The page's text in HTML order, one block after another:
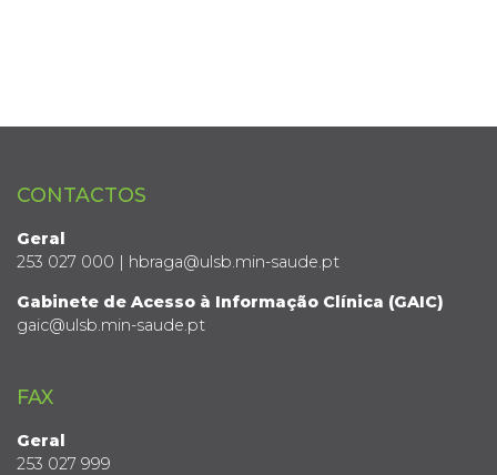
CONTACTOS
Geral
253 027 000 | hbraga@ulsb.min-saude.pt
Gabinete de Acesso à Informação Clínica (GAIC)
gaic@ulsb.min-saude.pt
FAX
Geral
253 027 999